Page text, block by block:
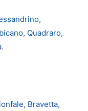
Quadraro,
Bravetta,